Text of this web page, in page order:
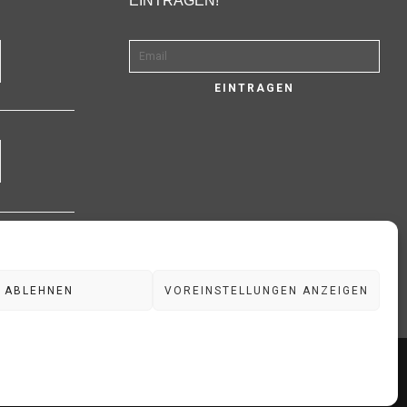
ABLEHNEN VOREINSTELLUNGEN ANZEIGEN